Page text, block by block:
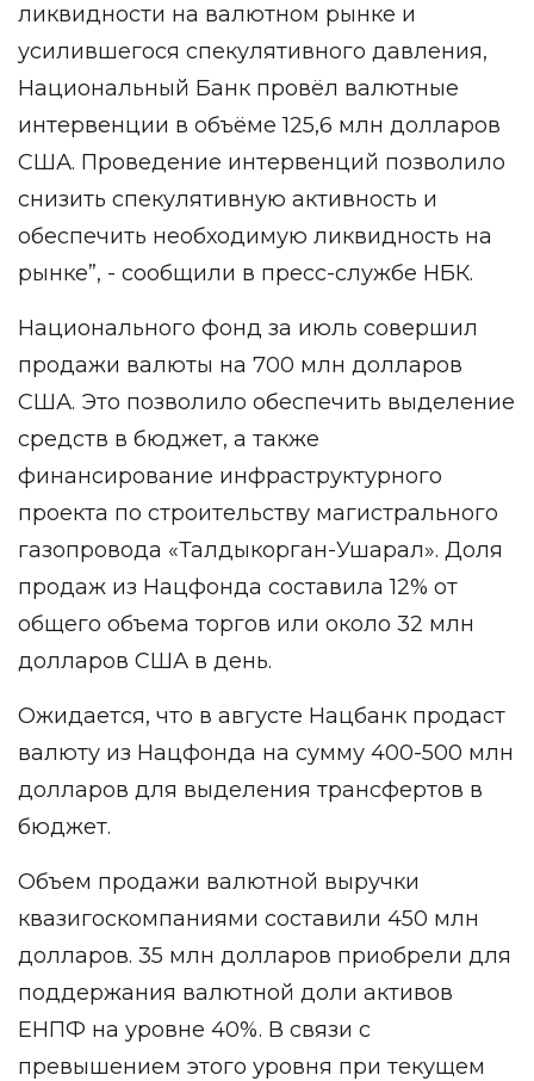
ликвидности на валютном рынке и
усилившегося спекулятивного давления,
Национальный Банк провёл валютные
интервенции в объёме 125,6 млн долларов
США. Проведение интервенций позволило
снизить спекулятивную активность и
обеспечить необходимую ликвидность на
рынке”, - сообщили в пресс-службе НБК.
Национального фонд за июль совершил
продажи валюты на 700 млн долларов
США. Это позволило обеспечить выделение
средств в бюджет, а также
финансирование инфраструктурного
проекта по строительству магистрального
газопровода «Талдыкорган-Ушарал». Доля
продаж из Нацфонда составила 12% от
общего объема торгов или около 32 млн
долларов США в день.
Ожидается, что в августе Нацбанк продаст
валюту из Нацфонда на сумму 400-500 млн
долларов для выделения трансфертов в
бюджет.
Объем продажи валютной выручки
квазигоскомпаниями составили 450 млн
долларов. 35 млн долларов приобрели для
поддержания валютной доли активов
ЕНПФ на уровне 40%. В связи с
превышением этого уровня при текущем